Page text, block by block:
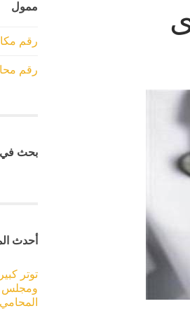
ممول
رقم
رقم
بحث في أكثر من 50
أحدث
توتر
ومجلس
المحامي